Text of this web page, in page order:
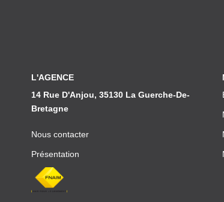
L'AGENCE
14 Rue D'Anjou, 35130 La Guerche-De-
Bretagne
Nous contacter
Présentation